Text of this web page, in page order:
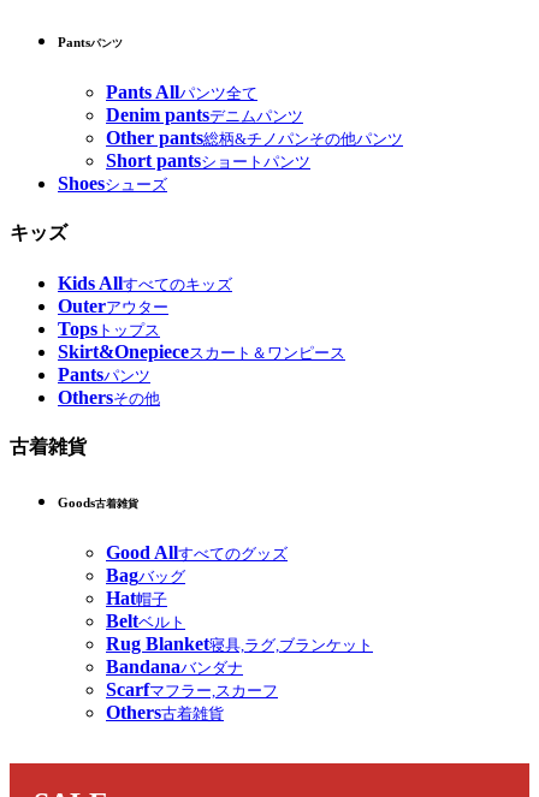
Pantsパンツ
Pants Allパンツ全て
Denim pantsデニムパンツ
Other pants総柄&チノパンその他パンツ
Short pantsショートパンツ
Shoesシューズ
キッズ
Kids Allすべてのキッズ
Outerアウター
Tops トップス
Skirt&Onepieceスカート＆ワンピース
Pantsパンツ
Othersその他
古着雑貨
Goods古着雑貨
Good Allすべてのグッズ
Bagバッグ
Hat帽子
Beltベルト
Rug Blanket寝具,ラグ,ブランケット
Bandanaバンダナ
Scarfマフラー,スカーフ
Others古着雑貨